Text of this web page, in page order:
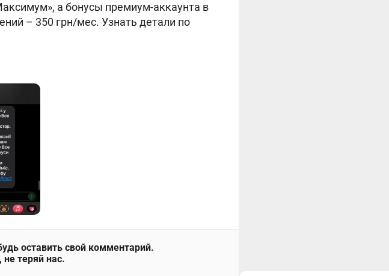
а бонусы премиум-аккаунта в
– 350 грн/мес. Узнать детали по
оставить свой комментарий.
теряй нас.